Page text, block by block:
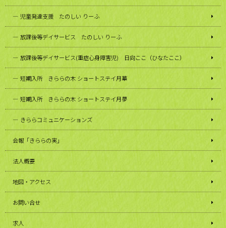
児童発達支援 たのしい りーふ
放課後等デイサービス たのしい りーふ
放課後等デイサービス(重症心身障害児) 日向ここ（ひなたここ）
短期入所 きららの木 ショートステイ月華
短期入所 きららの木 ショートステイ月夢
きららコミュニケーションズ
会報「きららの実」
法人概要
地図・アクセス
お問い合せ
求人